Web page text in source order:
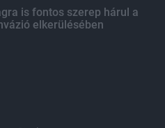
is fontos szerep hárul a
elkerülésében